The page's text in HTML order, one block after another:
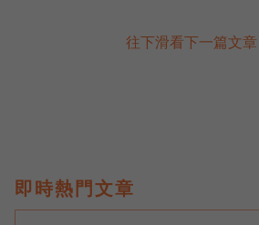
往下滑看下一篇文章
即時熱門文章